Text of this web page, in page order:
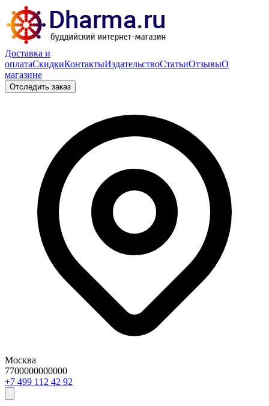
Доставка и
оплатаСкидкиКонтактыИздательствоСтатьиОтзывыО
магазине
Отследить заказ
Москва
7700000000000
29 24 211 994 7+